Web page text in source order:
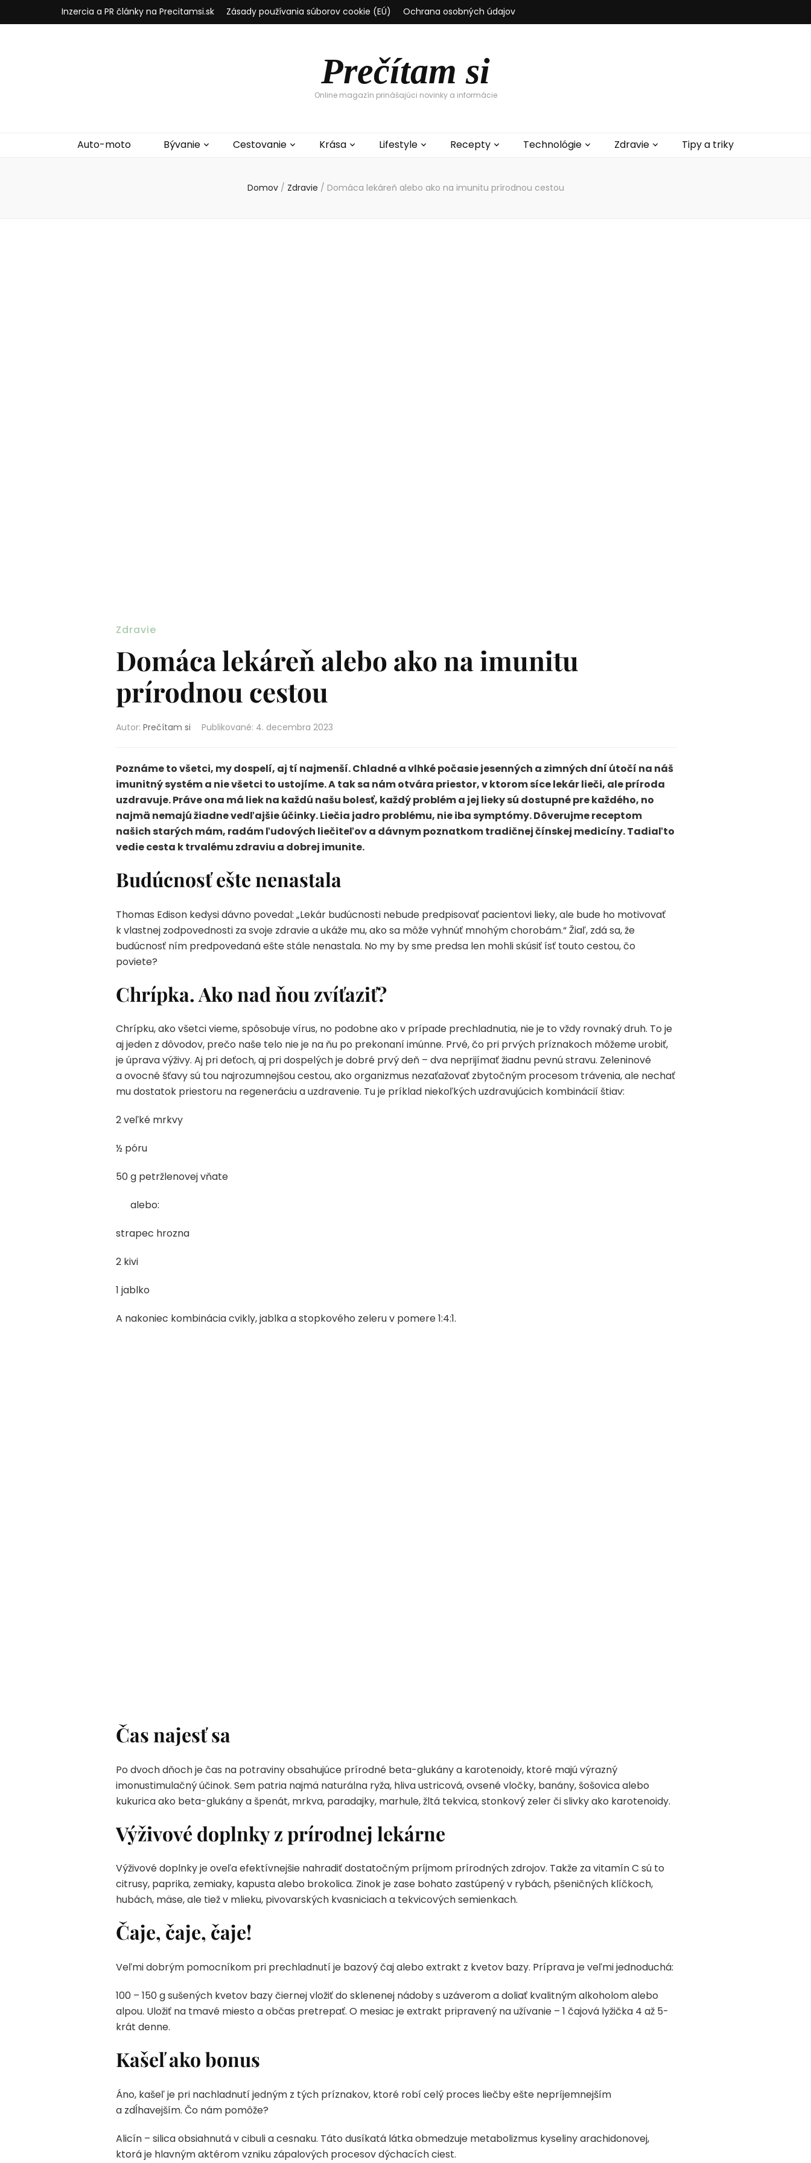
Inzercia a PR články na Precitamsi.sk Zásady používania súborov cookie (EÚ) Ochrana osobných údajov
Prečítam si
Online magazín prinášajúci novinky a informácie
Auto-moto Bývanie Cestovanie Krása Lifestyle Recepty Technológie Zdravie Tipy a triky
Domov / Zdravie / Domáca lekáreň alebo ako na imunitu prírodnou cestou
Zdravie
Domáca lekáreň alebo ako na imunitu
prírodnou cestou
Autor: Prečítam si Publikované: 4. decembra 2023
Poznáme to všetci, my dospelí, aj tí najmenší. Chladné a vlhké počasie jesenných a zimných dní útočí na náš
imunitný systém a nie všetci to ustojíme. A tak sa nám otvára priestor, v ktorom síce lekár lieči, ale príroda
uzdravuje. Práve ona má liek na každú našu bolesť, každý problém a jej lieky sú dostupné pre každého, no
najmä nemajú žiadne vedľajšie účinky. Liečia jadro problému, nie iba symptómy. Dôverujme receptom
našich starých mám, radám ľudových liečiteľov a dávnym poznatkom tradičnej čínskej medicíny. Tadiaľto
vedie cesta k trvalému zdraviu a dobrej imunite.
Budúcnosť ešte nenastala
Thomas Edison kedysi dávno povedal: „Lekár budúcnosti nebude predpisovať pacientovi lieky, ale bude ho motivovať
k vlastnej zodpovednosti za svoje zdravie a ukáže mu, ako sa môže vyhnúť mnohým chorobám.“ Žiaľ, zdá sa, že
budúcnosť ním predpovedaná ešte stále nenastala. No my by sme predsa len mohli skúsiť ísť touto cestou, čo
poviete?
Chrípka. Ako nad ňou zvíťaziť?
Chrípku, ako všetci vieme, spôsobuje vírus, no podobne ako v prípade prechladnutia, nie je to vždy rovnaký druh. To je
aj jeden z dôvodov, prečo naše telo nie je na ňu po prekonaní imúnne. Prvé, čo pri prvých príznakoch môžeme urobiť,
je úprava výživy. Aj pri deťoch, aj pri dospelých je dobré prvý deň – dva neprijímať žiadnu pevnú stravu. Zeleninové
a ovocné šťavy sú tou najrozumnejšou cestou, ako organizmus nezaťažovať zbytočným procesom trávenia, ale nechať
mu dostatok priestoru na regeneráciu a uzdravenie. Tu je príklad niekoľkých uzdravujúcich kombinácií štiav:
2 veľké mrkvy
½ póru
50 g petržlenovej vňate
alebo:
strapec hrozna
2 kivi
1 jablko
A nakoniec kombinácia cvikly, jablka a stopkového zeleru v pomere 1:4:1.
Čas najesť sa
Po dvoch dňoch je čas na potraviny obsahujúce prírodné beta-glukány a karotenoidy, ktoré majú výrazný
imonustimulačný účinok. Sem patria najmä naturálna ryža, hliva ustricová, ovsené vločky, banány, šošovica alebo
kukurica ako beta-glukány a špenát, mrkva, paradajky, marhule, žltá tekvica, stonkový zeler či slivky ako karotenoidy.
Výživové doplnky z prírodnej lekárne
Výživové doplnky je oveľa efektívnejšie nahradiť dostatočným príjmom prírodných zdrojov. Takže za vitamín C sú to
citrusy, paprika, zemiaky, kapusta alebo brokolica. Zinok je zase bohato zastúpený v rybách, pšeničných klíčkoch,
hubách, mäse, ale tiež v mlieku, pivovarských kvasniciach a tekvicových semienkach.
Čaje, čaje, čaje!
Veľmi dobrým pomocníkom pri prechladnutí je bazový čaj alebo extrakt z kvetov bazy. Príprava je veľmi jednoduchá:
100 – 150 g sušených kvetov bazy čiernej vložiť do sklenenej nádoby s uzáverom a doliať kvalitným alkoholom alebo
alpou. Uložiť na tmavé miesto a občas pretrepať. O mesiac je extrakt pripravený na užívanie – 1 čajová lyžička 4 až 5-
krát denne.
Kašeľ ako bonus
Áno, kašeľ je pri nachladnutí jedným z tých príznakov, ktoré robí celý proces liečby ešte nepríjemnejším
a zdĺhavejším. Čo nám pomôže?
Alicín – silica obsiahnutá v cibuli a cesnaku. Táto dusíkatá látka obmedzuje metabolizmus kyseliny arachidonovej,
ktorá je hlavným aktérom vzniku zápalových procesov dýchacích ciest.